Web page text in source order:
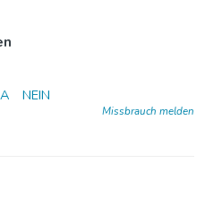
NEIN
Missbrauch melden